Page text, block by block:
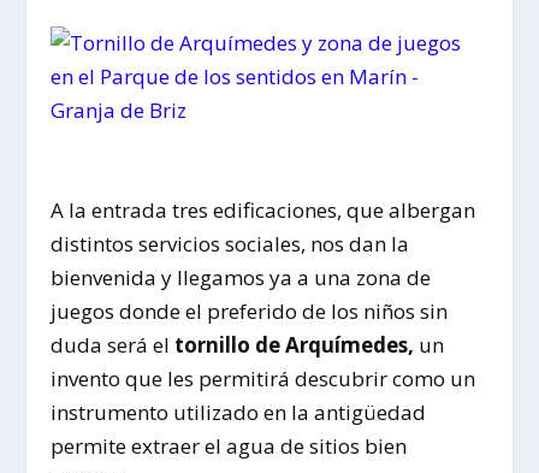
A la entrada tres edificaciones, que albergan
distintos servicios sociales, nos dan la
bienvenida y llegamos ya a una zona de
juegos donde el preferido de los niños sin
duda será el tornillo de Arquímedes, un
invento que les permitirá descubrir como un
instrumento utilizado en la antigüedad
permite extraer el agua de sitios bien